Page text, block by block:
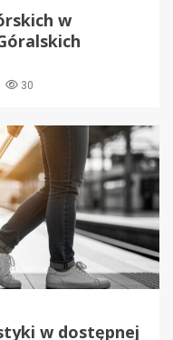
w
30
w dostępnej